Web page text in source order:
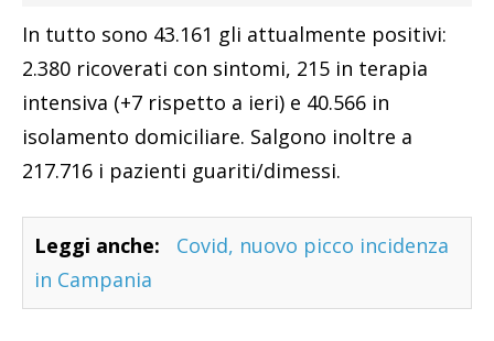
In tutto sono 43.161 gli attualmente positivi:
2.380 ricoverati con sintomi, 215 in terapia
intensiva (+7 rispetto a ieri) e 40.566 in
isolamento domiciliare. Salgono inoltre a
217.716 i pazienti guariti/dimessi.
Leggi anche:
Covid, nuovo picco incidenza
in Campania